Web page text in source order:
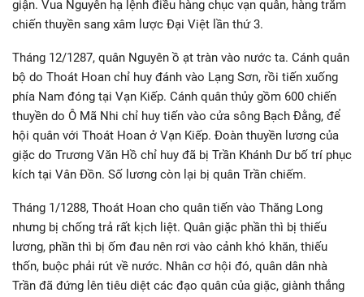
giận. Vua Nguyên hạ lệnh điều hàng chục vạn quân, hàng trăm
chiến thuyền sang xâm lược Đại Việt lần thứ 3.
Tháng 12/1287, quân Nguyên ồ ạt tràn vào nước ta. Cánh quân
bộ do Thoát Hoan chỉ huy đánh vào Lạng Sơn, rồi tiến xuống
phía Nam đóng tại Vạn Kiếp. Cánh quân thủy gồm 600 chiến
thuyền do Ô Mã Nhi chỉ huy tiến vào cửa sông Bạch Đằng, để
hội quân với Thoát Hoan ở Vạn Kiếp. Đoàn thuyền lương của
giặc do Trương Văn Hồ chỉ huy đã bị Trần Khánh Dư bố trí phục
kích tại Vân Đồn. Số lương còn lại bị quân Trần chiếm.
Tháng 1/1288, Thoát Hoan cho quân tiến vào Thăng Long
nhưng bị chống trả rất kịch liệt. Quân giặc phần thì bị thiếu
lương, phần thì bị ốm đau nên rơi vào cảnh khó khăn, thiếu
thốn, buộc phải rút về nước. Nhân cơ hội đó, quân dân nhà
Trần đã đứng lên tiêu diệt các đạo quân của giặc, giành thắng